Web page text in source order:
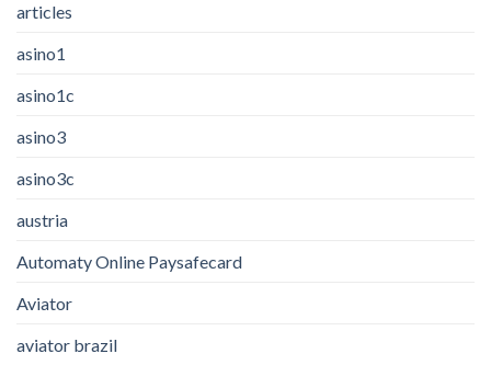
articles
asino1
asino1c
asino3
asino3c
austria
Automaty Online Paysafecard
Aviator
aviator brazil